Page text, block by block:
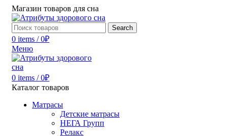
Магазин товаров для сна
Search
0 items / 0₽
Меню
0 items / 0₽
Каталог товаров
Матрасы
Детские матрасы
НЕГА Групп
Релакс